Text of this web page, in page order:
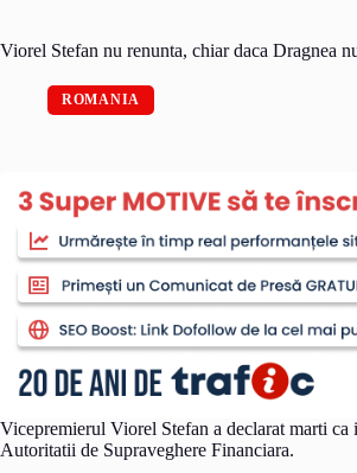
Viorel Stefan nu renunta, chiar daca Dragnea
ROMANIA
Vicepremierul Viorel Stefan a declarat marti ca
Autoritatii de Supraveghere Financiara.